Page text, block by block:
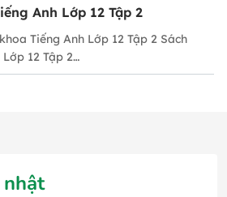
Anh Lớp 12 Tập 2
Tiếng Anh Lớp 12 Tập 2 Sách
12 Tập 2…
nhật